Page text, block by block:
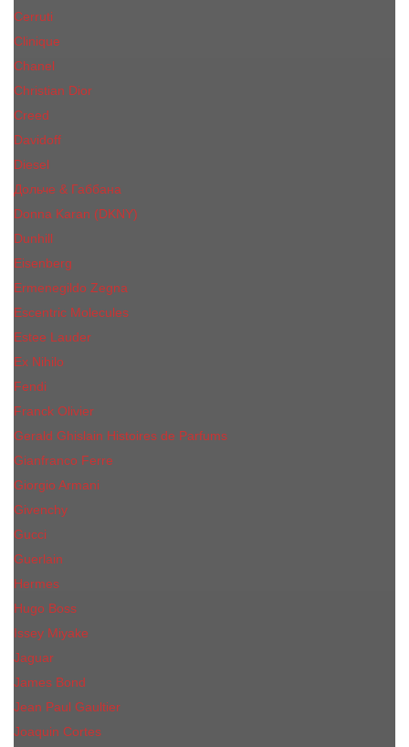
Cerruti
Сliniquе
Chanel
Christian Dior
Creed
Davidoff
Diesel
Дольче & Габбана
Donna Karan (DKNY)
Dunhill
Eisenberg
Ermenegildo Zegna
Escentric Molecules
Еsteе Lаudеr
Ex Nihilo
Fendi
Franck Olivier
Gerald Ghislain Histoires de Parfums
Gianfranco Ferre
Giorgio Armani
Givenchy
Gucci
Guerlain
Hermes
Hugo Boss
Issey Miyake
Jaguar
James Bond
Jean Paul Gaultier
Joaquin Сortes